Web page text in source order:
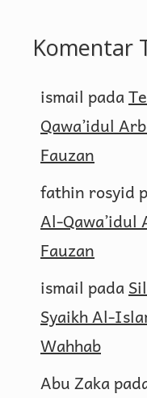
Komentar
ismail pada
Qawa’idul
Fauzan
fathin rosyid
Al-Qawa’idul
Fauzan
ismail pada
Syaikh Al-
Wahhab
Abu Zaka